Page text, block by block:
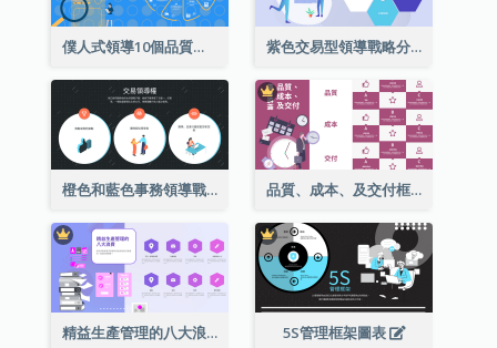
僕人式領導10個品質環型圖解 紫色交易型領導戰略分析
橙色和藍色事務領導戰略分析 品質、成本、及交付框架結構
精益生產管理的八大浪費 5S管理框架圖表